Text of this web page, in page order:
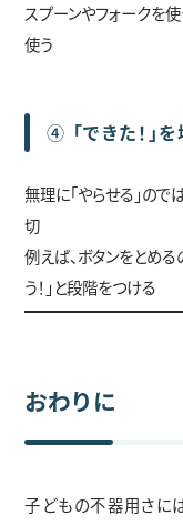
スプーンやフォークを
使う
④ 「できた！」
無理に「やらせる」ので
切
例えば、ボタンをとめ
う！」と段階をつける
おわりに
子どもの不器用さには